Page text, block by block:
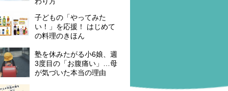
子どもの「やってみた
い！」を応援！ はじめて
の料理のきほん
塾を休みたがる小6娘、週
3度目の「お腹痛い」…母
が気づいた本当の理由